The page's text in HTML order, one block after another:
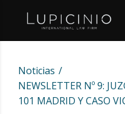
Noticias
NEWSLETTER Nº 9:
101 MADRID Y CASO